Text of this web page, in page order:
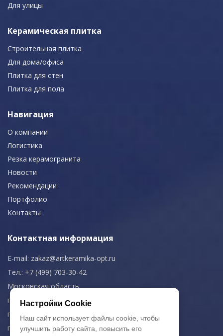
Для улицы
Керамическая плитка
Строительная плитка
Для дома/офиса
Плитка для стен
Плитка для пола
Навигация
О компании
Логистика
Резка керамогранита
Новости
Рекомендации
Портфолио
Контакты
Контактная информация
E-mail: zakaz@artkeramika-opt.ru
Тел.: +7 (499) 703-30-42
Московская область,
г. Красногорск
пн-чт: 09.00-18.00
пт: 09.00-17.00
Настройки Cookie
Наш сайт использует файлы cookie, чтобы
улучшить работу сайта, повысить его